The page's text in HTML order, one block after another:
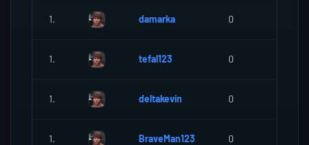
1. damarka 0
1. tefal123 0
1. deltakevin 0
1. BraveMan123 0